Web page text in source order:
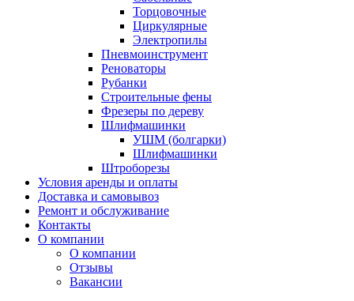
Торцовочные
Циркулярные
Электропилы
Пневмоинструмент
Реноваторы
Рубанки
Строительные фены
Фрезеры по дереву
Шлифмашинки
УШМ (болгарки)
Шлифмашинки
Штроборезы
Условия аренды и оплаты
Доставка и самовывоз
Ремонт и обслуживание
Контакты
О компании
О компании
Отзывы
Вакансии